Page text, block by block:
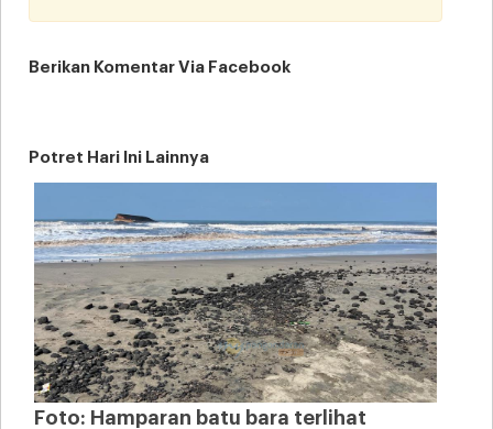
Berikan Komentar Via Facebook
Potret Hari Ini Lainnya
Foto: Hamparan batu bara terlihat